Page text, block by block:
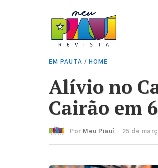
EM PAUTA / HOME
Alívio no
Cairão em
Por Meu Piauí 25 de